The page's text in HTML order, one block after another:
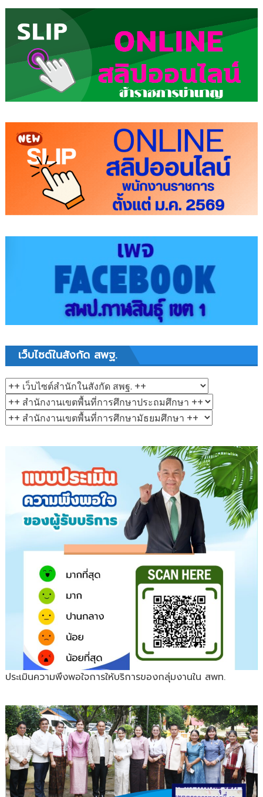
เว็บไซต์ในสังกัด สพฐ.
ประเมินความพึงพอใจการให้บริการของกลุ่มงานใน สพท.